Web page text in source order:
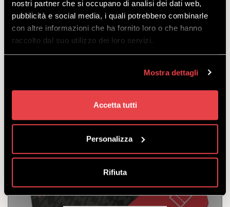
nostri partner che si occupano di analisi dei dati web,
pubblicità e social media, i quali potrebbero combinarle
con altre informazioni che ha fornito loro o che hanno
raccolto dal suo utilizzo dei loro servizi.
Mostra dettagli
Accetta tutti
Personalizza
Rifiuta
Bikepass für den Zugang zu den Routen und
Strukturen des Mottolino-Bikeparks. 3
83.00
€79.00
TAGESKARTE